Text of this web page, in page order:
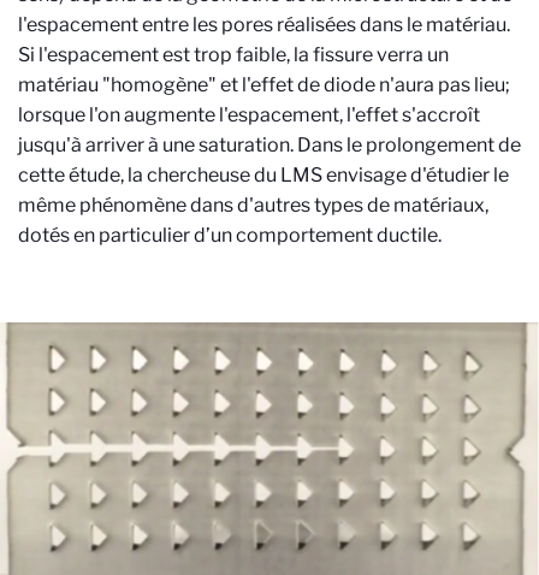
l'espacement entre les pores réalisées dans le matériau.
Si l'espacement est trop faible, la fissure verra un
matériau "homogène" et l'effet de diode n'aura pas lieu;
lorsque l'on augmente l'espacement, l'effet s'accroît
jusqu'à arriver à une saturation. Dans le prolongement de
cette étude, la chercheuse du LMS envisage d'étudier le
même phénomène dans d'autres types de matériaux,
dotés en particulier d’un comportement ductile.